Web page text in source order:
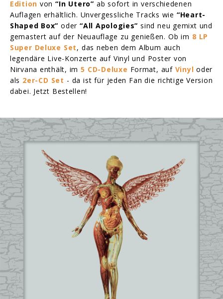
Edition von“In Utero” ab sofort in verschiedenen
Auflagen erhältlich. Unvergessliche Tracks wie “Heart-
Shaped Box”oder“All Apologies” sind neu gemixt und
gemastert auf der Neuauflage zu genießen. Ob im 8 LP
Super Deluxe Set, das neben dem Album auch
legendäre Live-Konzerte auf Vinyl und Poster von
Nirvana enthält, im5 CD-Deluxe Format, auf Vinyl oder
als 2er-CD Set - da ist für jeden Fan die richtige Version
dabei. Jetzt Bestellen!